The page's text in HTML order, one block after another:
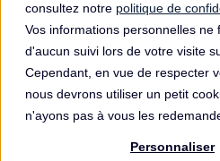
consultez notre politique de
Vos informations personnelles ne
d'aucun suivi lors de votre visite
Cependant, en vue de respecter
nous devrons utiliser un petit
n'ayons pas à vous les
Personnaliser
🎓 Sensibilisation 🤖 IA
⚙️ Mise en oeuvre
🌍 Hors
🏭 Secteurs
✍️